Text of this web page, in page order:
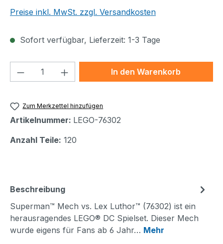
Preise inkl. MwSt. zzgl. Versandkosten
Sofort verfügbar, Lieferzeit: 1-3 Tage
Produkt Anzahl: Gib denIn den Warenkorb
Zum Merkzettel hinzufügen
Artikelnummer: LEGO-76302
Anzahl Teile: 120
Beschreibung
Superman™ Mech vs. Lex Luthor™ (76302) ist ein
herausragendes LEGO® DC Spielset. Dieser Mech
wurde eigens für Fans ab 6 Jahr… Mehr